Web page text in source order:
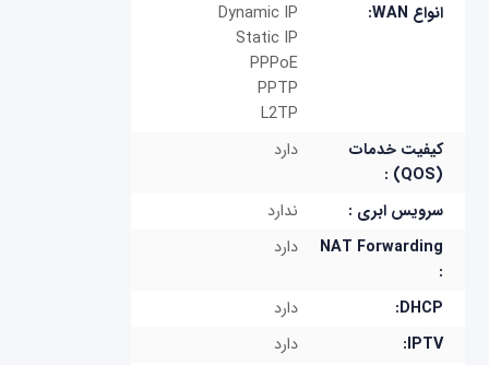
انواع WAN:
Dynamic IP
Static IP
PPPoE
PPTP
L2TP
کیفیت خدمات
(QOS) :
دارد
سرویس ابری :
ندارد
NAT Forwarding
:
دارد
DHCP:
دارد
IPTV:
دارد